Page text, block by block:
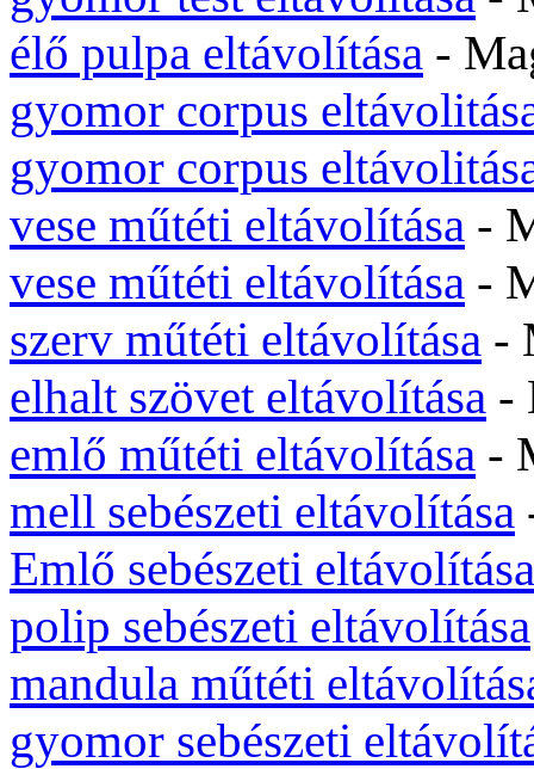
élő pulpa eltávolítása -
gyomor corpus
gyomor corpus
vese műtéti eltávolítása -
vese műtéti eltávolítása -
szerv műtéti eltávolítása -
elhalt szövet eltávolítása -
emlő műtéti eltávolítása -
mell sebészeti eltávolítása
Emlő sebészeti eltávolítása
polip sebészeti eltávolítása
mandula műtéti
gyomor sebészeti